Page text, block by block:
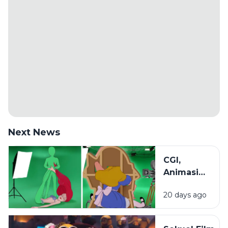
Next News
CGI,
Animasi
Stop
Motion:
20 days ago